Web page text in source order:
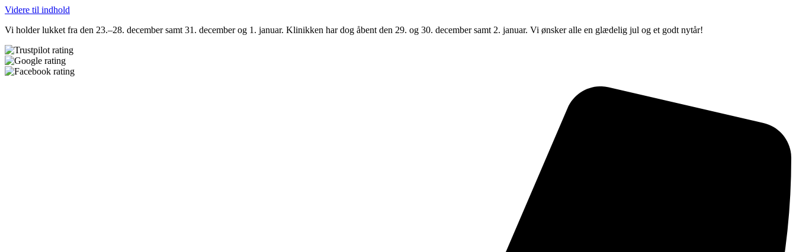
Videre til indhold
Vi holder lukket fra den 23.–28. december samt 31. december og 1. januar. Klinikken har dog åbent den 29. og 30. december samt 2. januar. Vi ønsker alle en glædelig jul og et godt nytår!